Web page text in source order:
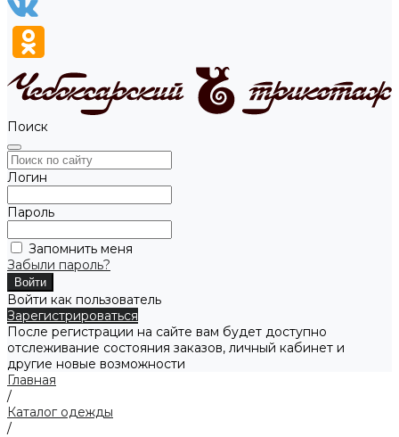
Поиск
Логин
Пароль
Запомнить меня
Забыли пароль?
Войти как пользователь
Зарегистрироваться
После регистрации на сайте вам будет доступно
отслеживание состояния заказов, личный кабинет и
другие новые возможности
Главная
/
Каталог одежды
/